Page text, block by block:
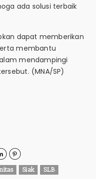
ada solusi terbaik
dapat memberikan
membantu
mendampingi
(MNA/SP)

Siak SLB